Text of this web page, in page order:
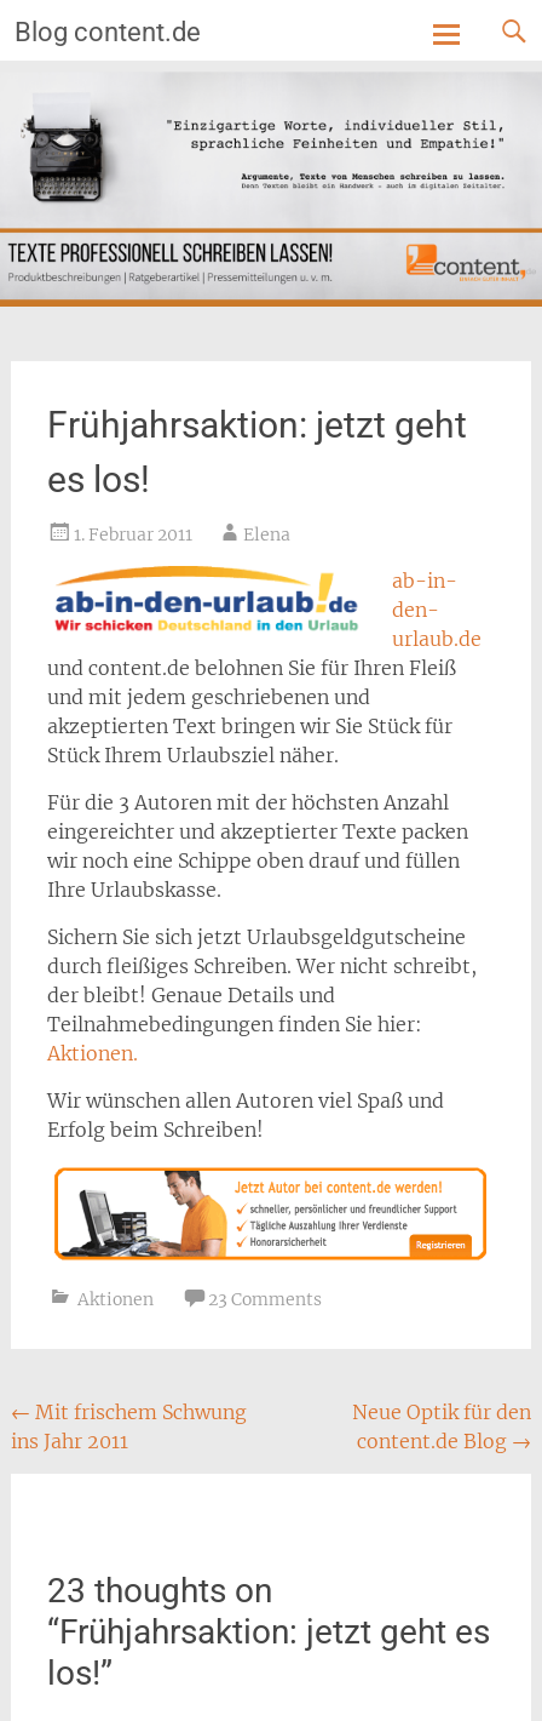
Blog content.de
Skip
content
Frühjahrsaktion: jetzt geht
es los!
1. Februar 2011 Elena
ab-in-
den-
urlaub.de
und content.de belohnen Sie für Ihren Fleiß
und mit jedem geschriebenen und
akzeptierten Text bringen wir Sie Stück für
Stück Ihrem Urlaubsziel näher.
Für die 3 Autoren mit der höchsten Anzahl
eingereichter und akzeptierter Texte packen
wir noch eine Schippe oben drauf und füllen
Ihre Urlaubskasse.
Sichern Sie sich jetzt Urlaubsgeldgutscheine
durch fleißiges Schreiben. Wer nicht schreibt,
der bleibt! Genaue Details und
Teilnahmebedingungen finden Sie hier:
Aktionen.
Wir wünschen allen Autoren viel Spaß und
Erfolg beim Schreiben!
Aktionen 23 Comments
Post
navigation
← Mit frischem Schwung
ins Jahr 2011
Neue Optik für den
content.de Blog →
23 thoughts on
“Frühjahrsaktion: jetzt geht es
los!”